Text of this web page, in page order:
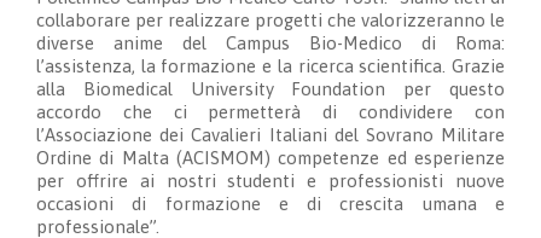
collaborare per realizzare progetti che valorizzeranno le
diverse anime del Campus Bio-Medico di Roma:
l’assistenza, la formazione e la ricerca scientifica. Grazie
alla Biomedical University Foundation per questo
accordo che ci permetterà di condividere con
l’Associazione dei Cavalieri Italiani del Sovrano Militare
Ordine di Malta (ACISMOM) competenze ed esperienze
per offrire ai nostri studenti e professionisti nuove
occasioni di formazione e di crescita umana e
professionale”.